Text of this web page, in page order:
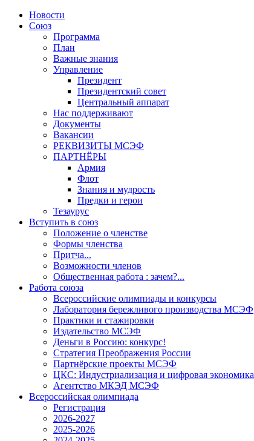
Новости
Союз
Программа
План
Важные знания
Управление
Президент
Президентский совет
Центральный аппарат
Нас поддерживают
Документы
Вакансии
РЕКВИЗИТЫ МСЭФ
ПАРТНЁРЫ
Армия
Флот
Знания и мудрость
Предки и герои
Тезаурус
Вступить в союз
Положение о членстве
Формы членства
Притча...
Возможности членов
Общественная работа : зачем?...
Работа союза
Всероссийские олимпиады и конкурсы
Лаборатория бережливого производства МСЭФ
Практики и стажировки
Издательство МСЭФ
Деньги в Россию: конкурс!
Стратегия Преображения России
Партнёрские проекты МСЭФ
ЦКС: Индустриализация и цифровая экономика
Агентство МКЭД МСЭФ
Всероссийская олимпиада
Регистрация
2026-2027
2025-2026